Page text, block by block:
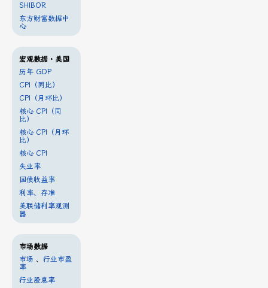
SHIBOR
东方财富数据中
心
宏观数据・美国
历年 GDP
CPI（同比）
CPI（月环比）
核心 CPI（同
比）
核心 CPI（月环
比）
核心 CPI
失业率
国债收益率
利率、存准
美联储利率观测
器
市场数据
市场 、 行业市盈
率
行业股息率